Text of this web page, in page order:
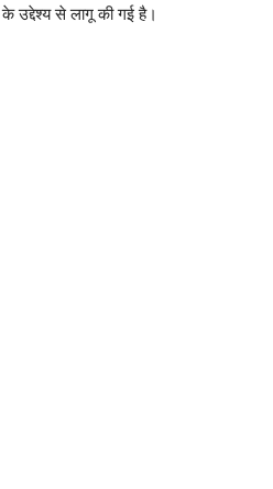
के उद्देश्य से लागू की गई है।